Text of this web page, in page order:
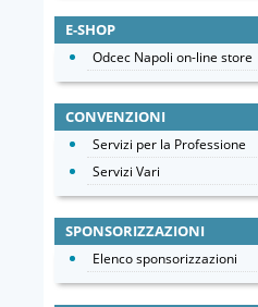
E-SHOP
Odcec Napoli on-line store
CONVENZIONI
Servizi per la Professione
Servizi Vari
SPONSORIZZAZIONI
Elenco sponsorizzazioni